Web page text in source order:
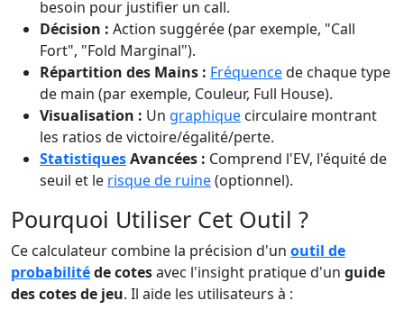
besoin pour justifier un call.
Décision : Action suggérée (par exemple, "Call
Fort", "Fold Marginal").
Répartition des Mains : Fréquencede chaque type
de main (par exemple, Couleur, Full House).
Visualisation : Un graphique circulaire montrant
les ratios de victoire/égalité/perte.
StatistiquesAvancées : Comprend l'EV, l'équité de
seuil et le risque de ruine(optionnel).
Pourquoi Utiliser Cet Outil ?
Ce calculateur combine la précision d'un outil de
probabilitéde cotesavec l'insight pratique d'un guide
des cotes de jeu. Il aide les utilisateurs à :